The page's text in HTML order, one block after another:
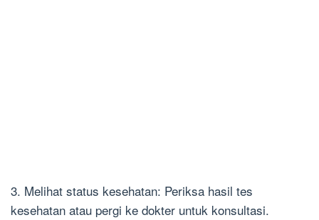
3. Melihat status kesehatan: Periksa hasil tes
kesehatan atau pergi ke dokter untuk konsultasi.